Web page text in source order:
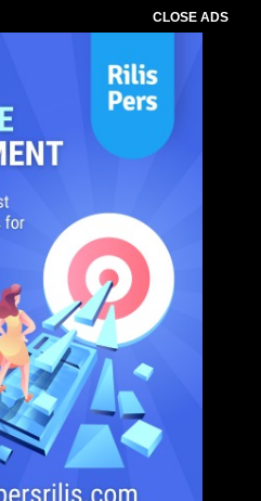
CLOSE ADS